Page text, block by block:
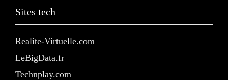
Sites tech
Realite-Virtuelle.com
LeBigData.fr
Technplay.com